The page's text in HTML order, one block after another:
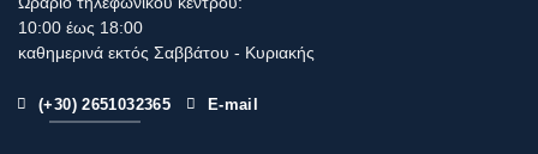
10:00 έως 18:00
καθημερινά εκτός Σαββάτου - Κυριακής
(+30) 2651032365 E-mail